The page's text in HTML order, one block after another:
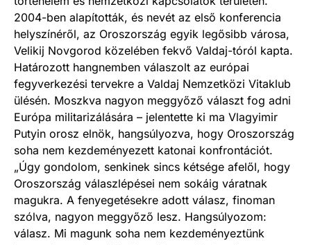
2004-ben alapították, és nevét az első konferencia
helyszínéről, az Oroszország egyik legősibb városa,
Velikij Novgorod közelében fekvő Valdaj-tóról kapta.
Határozott hangnemben válaszolt az európai
fegyverkezési tervekre a Valdaj Nemzetközi Vitaklub
ülésén. Moszkva nagyon meggyőző választ fog adni
Európa militarizálására – jelentette ki ma Vlagyimir
Putyin orosz elnök, hangsúlyozva, hogy Oroszország
soha nem kezdeményezett katonai konfrontációt.
„Úgy gondolom, senkinek sincs kétsége afelől, hogy
Oroszország válaszlépései nem sokáig váratnak
magukra. A fenyegetésekre adott válasz, finoman
szólva, nagyon meggyőző lesz. Hangsúlyozom:
válasz. Mi magunk soha nem kezdeményeztünk